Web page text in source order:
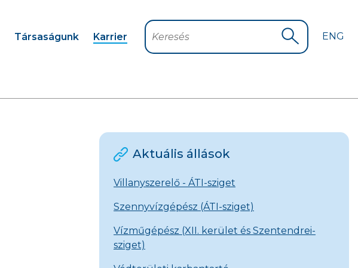
Társaságunk Karrier Keresés Keresés
ENG
Aktuális állások
Villanyszerelő - ÁTI-sziget
Szennyvízgépész (ÁTI-sziget)
Vízműgépész (XII. kerület és Szentendrei-
sziget)